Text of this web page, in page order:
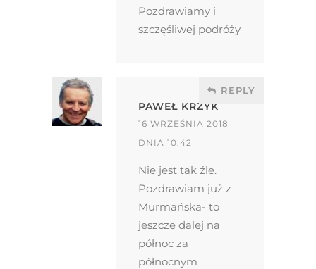
Pozdrawiamy i
szczęśliwej podróży
PAWEŁ KRZYK
16 WRZEŚNIA 2018
DNIA 10:42
REPLY
Nie jest tak źle.
Pozdrawiam już z
Murmańska- to
jeszcze dalej na
północ za
północnym